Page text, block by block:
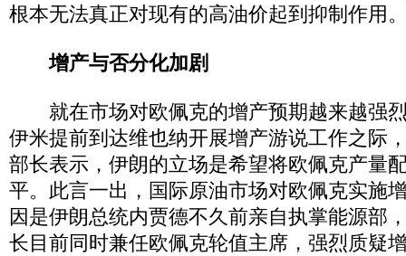
根本无法真正对现有的高油价起到抑制作用
增产与否分化加剧
就在市场对欧佩克的增产预期越来越强
伊米提前到达维也纳开展增产游说工作之际
部长表示，伊朗的立场是希望将欧佩克产量
平。此言一出，国际原油市场对欧佩克实施
因是伊朗总统内贾德不久前亲自执掌能源部
长目前同时兼任欧佩克轮值主席，强烈质疑